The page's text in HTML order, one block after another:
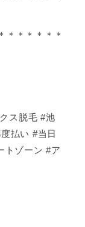
＊＊＊＊＊＊
ス脱毛 #池
払い #当日
トゾーン #ア